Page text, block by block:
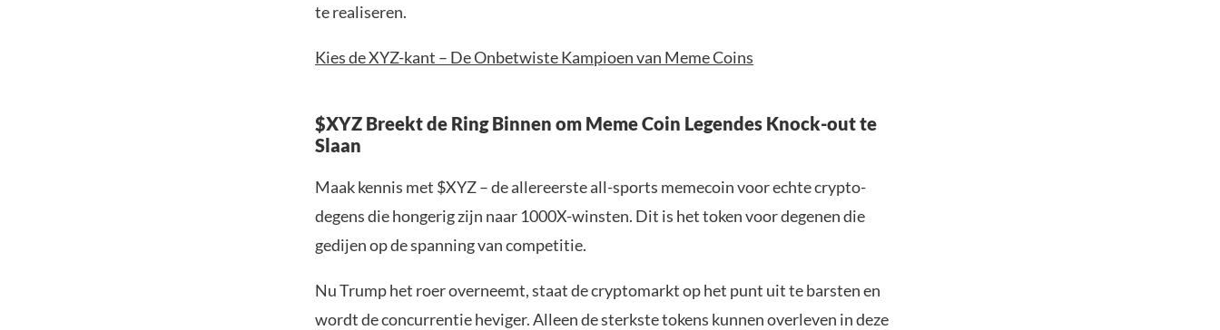
te realiseren.
Kies de XYZ-kant – De Onbetwiste Kampioen van Meme Coins
$XYZ Breekt de Ring Binnen om Meme Coin Legendes Knock-out te
Slaan
Maak kennis met $XYZ – de allereerste all-sports memecoin voor echte crypto-
degens die hongerig zijn naar 1000X-winsten. Dit is het token voor degenen die
gedijen op de spanning van competitie.
Nu Trump het roer overneemt, staat de cryptomarkt op het punt uit te barsten en
wordt de concurrentie heviger. Alleen de sterkste tokens kunnen overleven in deze